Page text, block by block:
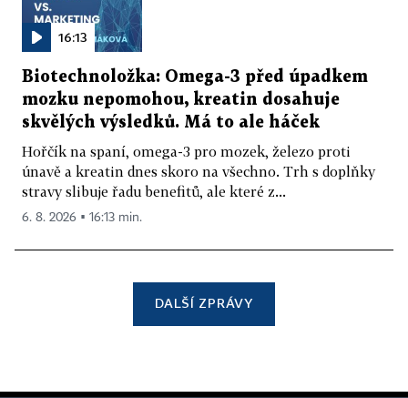
16:13
Biotechnoložka: Omega-3 před úpadkem
mozku nepomohou, kreatin dosahuje
skvělých výsledků. Má to ale háček
Hořčík na spaní, omega-3 pro mozek, železo proti
únavě a kreatin dnes skoro na všechno. Trh s doplňky
stravy slibuje řadu benefitů, ale které z...
6. 8. 2026 ▪ 16:13 min.
DALŠÍ ZPRÁVY